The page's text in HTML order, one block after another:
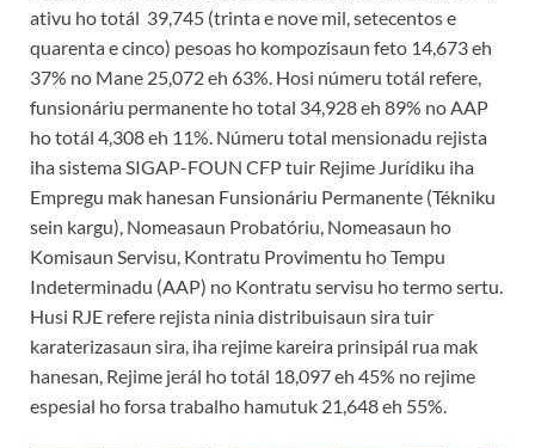
ativu ho totál 39,745 (trinta e nove mil, setecentos e
quarenta e cinco) pesoas ho kompozisaun feto 14,673 eh
37% no Mane 25,072 eh 63%. Hosi númeru totál refere,
funsionáriu permanente ho total 34,928 eh 89% no AAP
ho totál 4,308 eh 11%. Númeru total mensionadu rejista
iha sistema SIGAP-FOUN CFP tuir Rejime Jurídiku iha
Empregu mak hanesan Funsionáriu Permanente (Tékniku
sein kargu), Nomeasaun Probatóriu, Nomeasaun ho
Komisaun Servisu, Kontratu Provimentu ho Tempu
Indeterminadu (AAP) no Kontratu servisu ho termo sertu.
Husi RJE refere rejista ninia distribuisaun sira tuir
karaterizasaun sira, iha rejime kareira prinsipál rua mak
hanesan, Rejime jerál ho totál 18,097 eh 45% no rejime
espesial ho forsa trabalho hamutuk 21,648 eh 55%.